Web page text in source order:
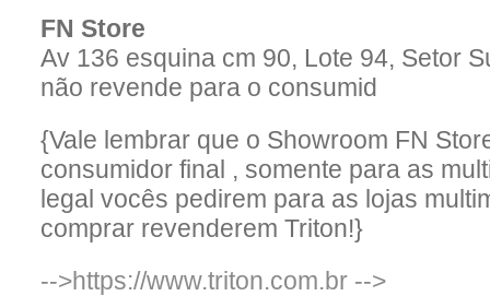
FN Store
Av 136 esquina cm 90, Lote 94, Setor
não revende para o consumid
{Vale lembrar que o Showroom FN
consumidor final , somente para as
legal vocês pedirem para as lojas
comprar revenderem Triton!}
-->https://www.triton.com.br -->